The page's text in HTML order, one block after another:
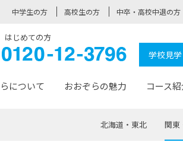
中学生の方 高校生の方 中卒・高校中退の方
校
はじめての方
0120-学校見
について
おおぞらについて トップペー
おおぞらの魅力
おおぞらの魅力 トップページ
コース
コース紹介 トップページ
学校生活 トップページ
卒業生の活躍 トップページ
見学・相談 トップページ
入学案内 トップページ
北海道・東北 関東